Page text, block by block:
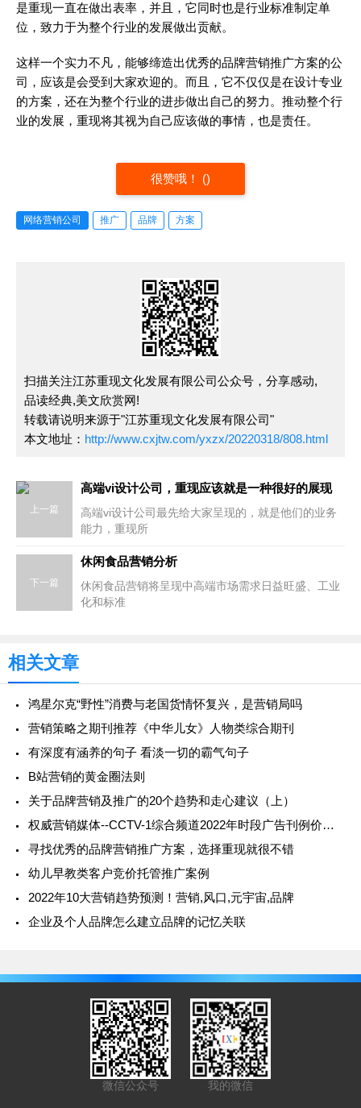
是重现一直在做出表率，并且，它同时也是行业标准制定单
位，致力于为整个行业的发展做出贡献。
这样一个实力不凡，能够缔造出优秀的品牌营销推广方案的公
司，应该是会受到大家欢迎的。而且，它不仅仅是在设计专业
的方案，还在为整个行业的进步做出自己的努力。推动整个行
业的发展，重现将其视为自己应该做的事情，也是责任。
很赞哦！ ()
网络营销公司 推广 品牌 方案
扫描关注江苏重现文化发展有限公司公众号，分享感动,
品读经典,美文欣赏网!
转载请说明来源于"江苏重现文化发展有限公司"
本文地址： http://www.cxjtw.com/yxzx/20220318/808.html
上一篇
高端vi设计公司，重现应该就是一种很好的展现
高端vi设计公司最先给大家呈现的，就是他们的业务
能力，重现所
下一篇
休闲食品营销分析
休闲食品营销将呈现中高端市场需求日益旺盛、工业
化和标准
相关文章
鸿星尔克“野性”消费与老国货情怀复兴，是营销局吗
营销策略之期刊推荐《中华儿女》人物类综合期刊
有深度有涵养的句子 看淡一切的霸气句子
B站营销的黄金圈法则
关于品牌营销及推广的20个趋势和走心建议（上）
权威营销媒体--CCTV-1综合频道2022年时段广告刊例价格表
寻找优秀的品牌营销推广方案，选择重现就很不错
幼儿早教类客户竞价托管推广案例
2022年10大营销趋势预测！营销,风口,元宇宙,品牌
企业及个人品牌怎么建立品牌的记忆关联
微信公众号 我的微信